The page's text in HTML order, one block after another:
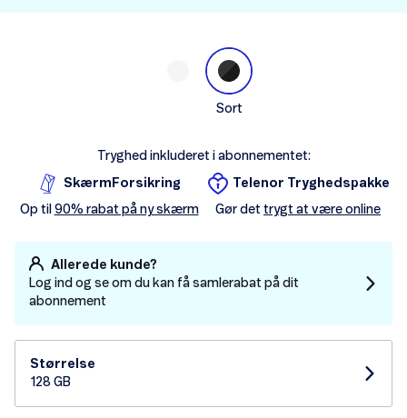
Sort
Tryghed inkluderet i abonnementet:
SkærmForsikring
Op til 90% rabat på ny skærm
Telenor Tryghedspakke
Gør det trygt at være online
Allerede kunde?
Log ind og se om du kan få samlerabat på dit
abonnement
Størrelse
128 GB